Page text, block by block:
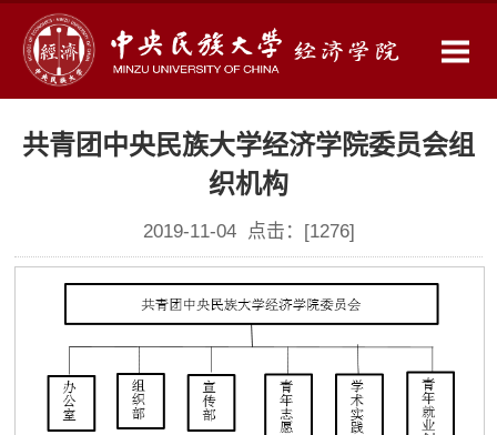
共青团中央民族大学经济学院委员会组
织机构
2019-11-04 点击：[1276]